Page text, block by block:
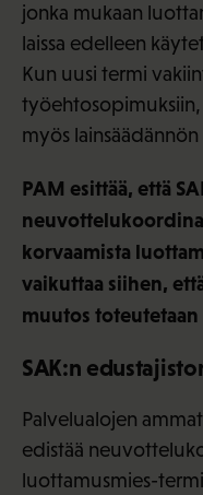
jonka mukaan
laissa edelleen
Kun uusi termi
myös
PAM esittää, että
korvaamista
vaikuttaa siihen,
muutos toteutetaan
SAK:n
Palvelualojen
edistää
luottamusmies-